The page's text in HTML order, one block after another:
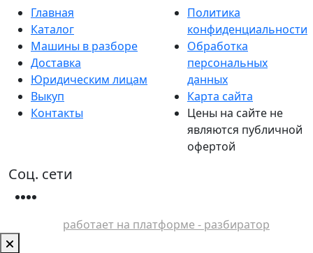
Главная
Каталог
Машины в разборе
Доставка
Юридическим лицам
Выкуп
Контакты
Политика
конфиденциальности
Обработка
персональных
данных
Карта сайта
Цены на сайте не
являются публичной
офертой
Соц. сети
работает на платформе - разбиратор